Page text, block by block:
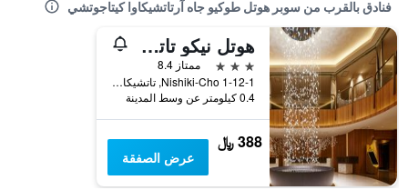
فنادق بالقرب من سوبر هوتل طوكيو جاه آرتاتشيكاوا كيتاجوتشي
هوتل نيكو تاتشيكاوا طوكيو
3 نجوم
ممتاز 8.4
1-12-1 Nishiki-Cho, تاتشيكاو, اليابان
0.4 كيلومتر عن وسط المدينة
388 ﷼
عرض الصفقة